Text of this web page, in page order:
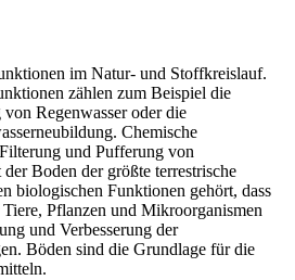
im Natur- und Stoffkreislauf.
zählen zum Beispiel die
Regenwasser oder die
Chemische
und Pufferung von
Boden der größte terrestrische
biologischen Funktionen gehört, dass
Pflanzen und Mikroorganismen
und Verbesserung der
Böden sind die Grundlage für die